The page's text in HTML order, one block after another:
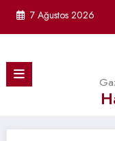
7 Ağustos 2026